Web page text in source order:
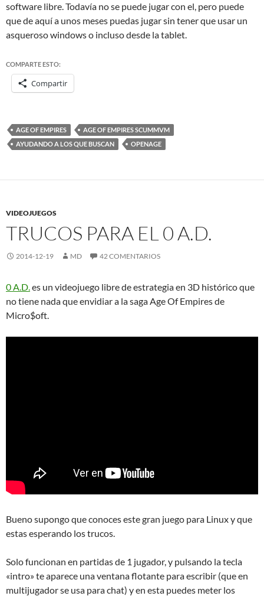
software libre. Todavía no se puede jugar con el, pero puede
que de aquí a unos meses puedas jugar sin tener que usar un
asqueroso windows o incluso desde la tablet.
COMPARTE ESTO:
Compartir
AGE OF EMPIRES
AGE OF EMPIRES SCUMMVM
AYUDANDO A LOS QUE BUSCAN
OPENAGE
VIDEOJUEGOS
TRUCOS PARA EL 0 A.D.
2014-12-19 MD 42 COMENTARIOS
0 A.D.es un videojuego libre de estrategia en 3D histórico que
no tiene nada que envidiar a la saga Age Of Empires de
Micro$oft.
Bueno supongo que conoces este gran juego para Linux y que
estas esperando los trucos.
Solo funcionan en partidas de 1 jugador, y pulsando la tecla
«intro» te aparece una ventana flotante para escribir (que en
multijugador se usa para chat) y en esta puedes meter los